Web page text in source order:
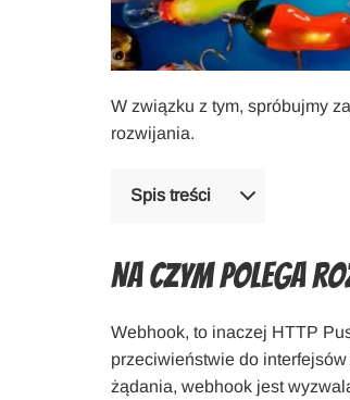
W związku z tym, spróbujmy
rozwijania.
Spis treści
Na czym polega
Webhook, to inaczej HTTP
przeciwieństwie do
żądania, webhook jest